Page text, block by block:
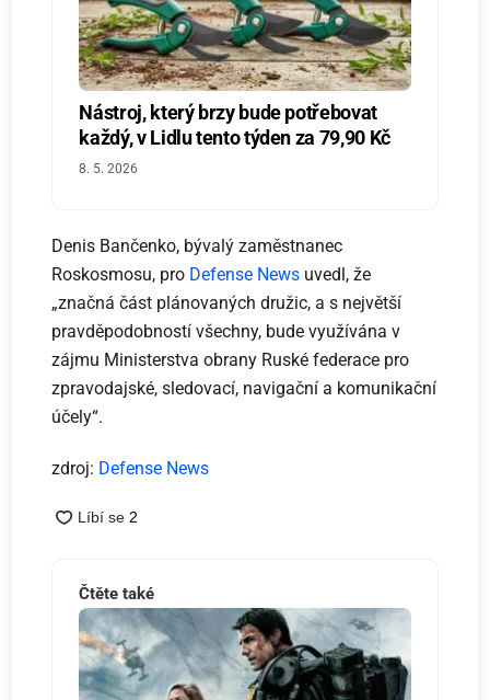
Nástroj, který brzy bude potřebovat
každý, v Lidlu tento týden za 79,90 Kč
8. 5. 2026
Denis Bančenko, bývalý zaměstnanec
Roskosmosu, pro Defense News uvedl, že
„značná část plánovaných družic, a s největší
pravděpodobností všechny, bude využívána v
zájmu Ministerstva obrany Ruské federace pro
zpravodajské, sledovací, navigační a komunikační
účely“.
zdroj: Defense News
Čtěte také